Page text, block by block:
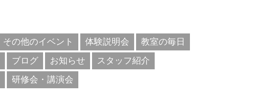
その他のイベント 体験説明会
教室の毎日
ブログ お知らせ
スタッフ紹介
研修会・講演会